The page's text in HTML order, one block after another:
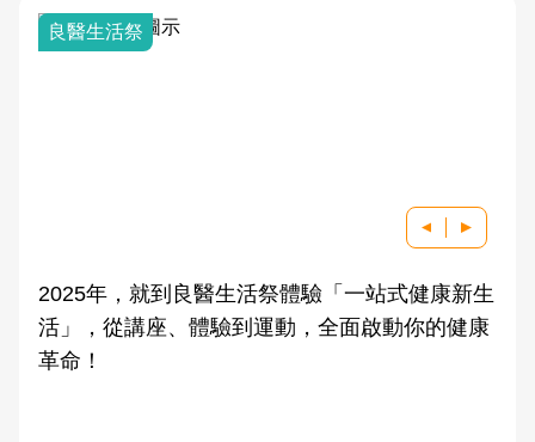
驗「一站式健康新生
，全面啟動你的健康
良醫健康網從「換季的身體
學觀點與日常感受的對話，